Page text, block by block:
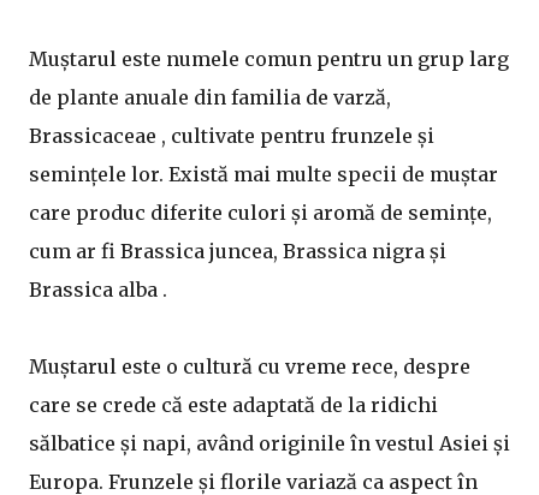
Muștarul este numele comun pentru un grup larg
de plante anuale din familia de varză,
Brassicaceae , cultivate pentru frunzele și
semințele lor. Există mai multe specii de muștar
care produc diferite culori și aromă de semințe,
cum ar fi Brassica juncea, Brassica nigra și
Brassica alba .
Muștarul este o cultură cu vreme rece, despre
care se crede că este adaptată de la ridichi
sălbatice și napi, având originile în vestul Asiei și
Europa. Frunzele și florile variază ca aspect în